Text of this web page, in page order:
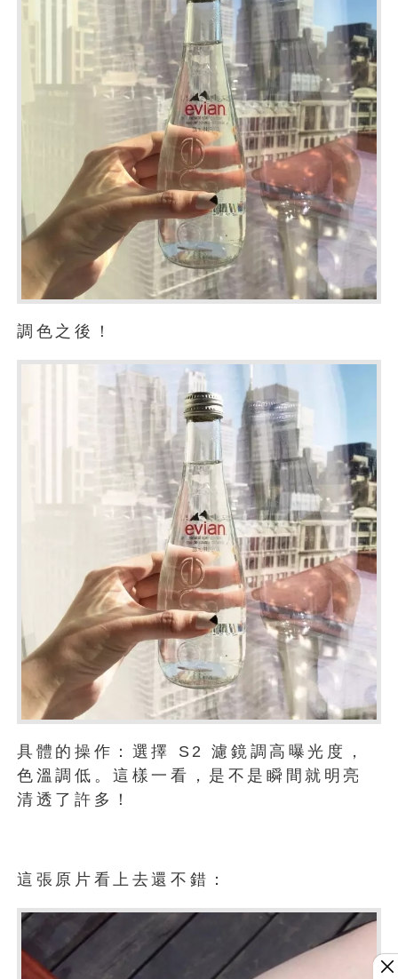
調色之後！
具體的操作：選擇 S2 濾鏡調高曝光度，
色溫調低。這樣一看，是不是瞬間就明亮
清透了許多！
這張原片看上去還不錯：